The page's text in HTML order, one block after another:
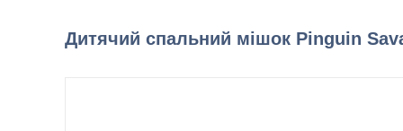
Дитячий спальний мішок Pinguin